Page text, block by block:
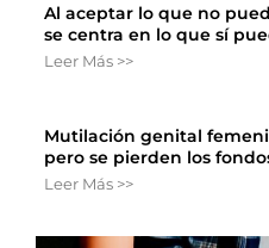
Al aceptar lo que no
se centra en lo que sí
Leer Más >>
Mutilación genital
pero se pierden los
Leer Más >>